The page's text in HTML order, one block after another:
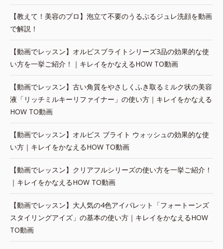
【教えて！美容のプロ】泡立て不要のうるぷるジュレ洗顔を動画
で解説！
【動画でレッスン】オルビスブライトシリーズ3品の効果的な使
い方を一挙ご紹介！｜キレイをかなえるHOW TO動画
【動画でレッスン】古い角質をやさしくふき取るミルク状の美容
液「リッチミルキーリファイナー」の使い方｜キレイをかなえる
HOW TO動画
【動画でレッスン】オルビス ブライト ウォッシュの効果的な使
い方｜キレイをかなえるHOW TO動画
【動画でレッスン】クリアフルシリーズの使い方を一挙ご紹介！
｜キレイをかなえるHOW TO動画
【動画でレッスン】大人気の4色アイパレット「フォートーンズ
スタイリングアイズ」の基本の使い方｜キレイをかなえるHOW
TO動画